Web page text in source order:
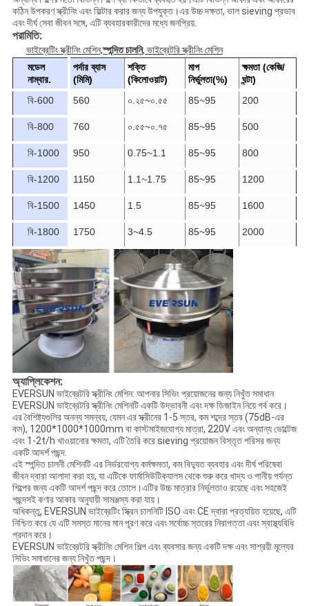
কঠিন উপকরণ স্ক্রীনিং এবং ফিল্টার করার জন্য উপযুক্ত।এর উচ্চ দক্ষতা, ভাল sieving প্রভাব
এবং দীর্ঘ সেবা জীবন সঙ্গে, এটি ব্যবহারকারীদের মধ্যে জনপ্রিয়.
পরামিতি:
ভাইব্রেটিং স্ক্রীনিং মেশিন,স্পন্দিত চালনি, ভাইব্রেটরি স্ক্রীনিং মেশিন
মডেল
নাম্বার.
পর্দার ব্যাস
(মিমি)
শক্তি
(কিলোওয়াট)
মাপ
নির্ভুলতা(%)
ক্ষমতা (কেজি/
ঘন্টা)
বি-600
560 ০.২৫~০.৫৫ 85~95 200
বি-800 760 ০.৫৫~০.৭৫ 85~95 500
বি-1000 950 0.75~1.1 85~95 800
বি-1200 1150 1.1~1.75 85~95 1200
বি-1500 1450 1.5 85~95 1600
বি-1800 1750 3~4.5 85~95 2000
অ্যাপ্লিকেশন:
EVERSUN ভাইব্রেটরি স্ক্রীনিং মেশিন: আপনার সিভিং প্রয়োজনের জন্য নিখুঁত সমাধান
EVERSUN ভাইব্রেটরি স্ক্রীনিং মেশিনটি একটি উদ্ভাবনী এবং দক্ষ ডিজাইন নিয়ে গর্ব করে।
এর বৈশিষ্ট্যগুলির অনন্য সমন্বয়, যেমন এর স্ক্রীনের 1-5 স্তর, কম শব্দের স্তর (75dB-এর
কম), 1200*1000*1000mm বা কাস্টমাইজযোগ্য মাত্রা, 220V এবং অন্যান্য ভোল্টেজ
এবং 1-2t/h খাওয়ানোর ক্ষমতা, এটি তৈরি করে sieving প্রয়োজন বিস্তৃত পরিসর জন্য
একটি আদর্শ পছন্দ.
এই স্পন্দিত চালনী মেশিনটি এর নির্ভরযোগ্য কর্মক্ষমতা, কম বিদ্যুত ব্যবহার এবং দীর্ঘ পরিষেবা
জীবন দ্বারা আলাদা করা হয়, যা এটিকে ফার্মাসিউটিক্যালস থেকে শুরু করে খাদ্য ও পানীয় পর্যন্ত
শিল্পের জন্য একটি আদর্শ পছন্দ করে তোলে।এটির উচ্চ মাত্রার নির্ভুলতাও রয়েছে এবং সহজেই
পছন্দসই কণার আকার অনুযায়ী সামঞ্জস্য করা যায়।
অধিকন্তু, EVERSUN ভাইব্রেটিং স্ক্রিন চালনিটি ISO এবং CE দ্বারা প্রত্যয়িত হয়েছে, এটি
নিশ্চিত করে যে এটি সমস্ত মানের মান পূরণ করে এবং সর্বোচ্চ স্তরের নিরাপত্তা এবং স্বাস্থ্যবিধি
প্রদান করে।
EVERSUN ভাইব্রেটরি স্ক্রীনিং মেশিন শিল্প এবং ব্যবসার জন্য একটি দক্ষ এবং সাশ্রয়ী মূল্যের
সিভিং সমাধানের জন্য নিখুঁত পছন্দ।